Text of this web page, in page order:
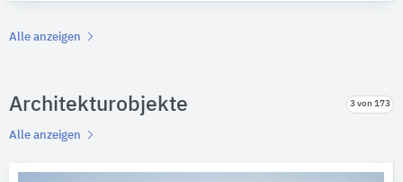
Alle anzeigen
Architekturobjekte 3 von 173
Alle anzeigen